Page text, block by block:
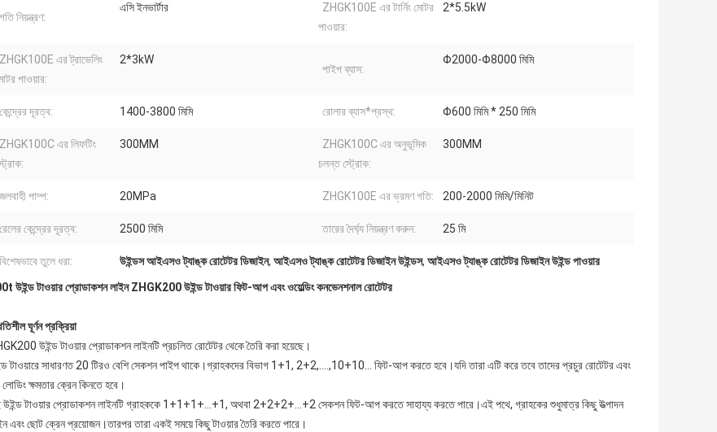
গতি নিয়ন্ত্রণ:
এসি ইনভার্টার
ZHGK100E এর টার্নিং মোটর
পাওয়ার:
2*5.5kW
ZHGK100E এর ট্রাভেলিং
পাওয়ার:
2*3kW
পাইপ ব্যাস:
Φ2000-Φ8000 মিমি
কেন্দ্রের দূরত্ব: 1400-3800 মিমি রোলার ব্যাস*প্রস্থ: Φ600 মিমি * 250 মিমি
ZHGK100C এর লিফটিং
300MM
ZHGK100C এর অনুভূমিক
চলন্ত স্ট্রোক:
300MM
জলবাহী পাম্প: 20MPa ZHGK100E এর ভ্রমণ গতি: 200-2000 মিমি/মিনিট
রেলের কেন্দ্রের দূরত্ব: 2500 মিমি তারের দৈর্ঘ্য নিয়ন্ত্রণ করুন: 25 মি
বিশেষভাবে তুলে ধরা: উইন্ডস আইএসও ট্যাঙ্ক রোটেটর ডিজাইন, আইএসও ট্যাঙ্ক রোটেটর ডিজাইন উইন্ডস, আইএসও ট্যাঙ্ক রোটেটর ডিজাইন উইন্ড পাওয়ার
উইন্ড টাওয়ার প্রোডাকশন লাইন ZHGK200 উইন্ড টাওয়ার ফিট-আপ এবং ওয়েল্ডিং কনভেনশনাল রোটেটর
ঘূর্ণন প্রক্রিয়া
উইন্ড টাওয়ার প্রোডাকশন লাইনটি প্রচলিত রোটেটর থেকে তৈরি করা হয়েছে।
টাওয়ারে সাধারণত 20 টিরও বেশি সেকশন পাইপ থাকে।গ্রাহকদের বিভাগ 1+1, 2+2,….,10+10... ফিট-আপ করতে হবে।যদি তারা এটি করে তবে তাদের প্রচুর রোটেটর এবং
ক্ষমতার ক্রেন কিনতে হবে।
টাওয়ার প্রোডাকশন লাইনটি গ্রাহককে 1+1+1+…+1, অথবা 2+2+2+…+2 সেকশন ফিট-আপ করতে সাহায্য করতে পারে।এই পথে, গ্রাহকের শুধুমাত্র কিছু উত্পাদন
এবং ছোট ক্রেন প্রয়োজন।তারপর তারা একই সময়ে কিছু টাওয়ার তৈরি করতে পারে।